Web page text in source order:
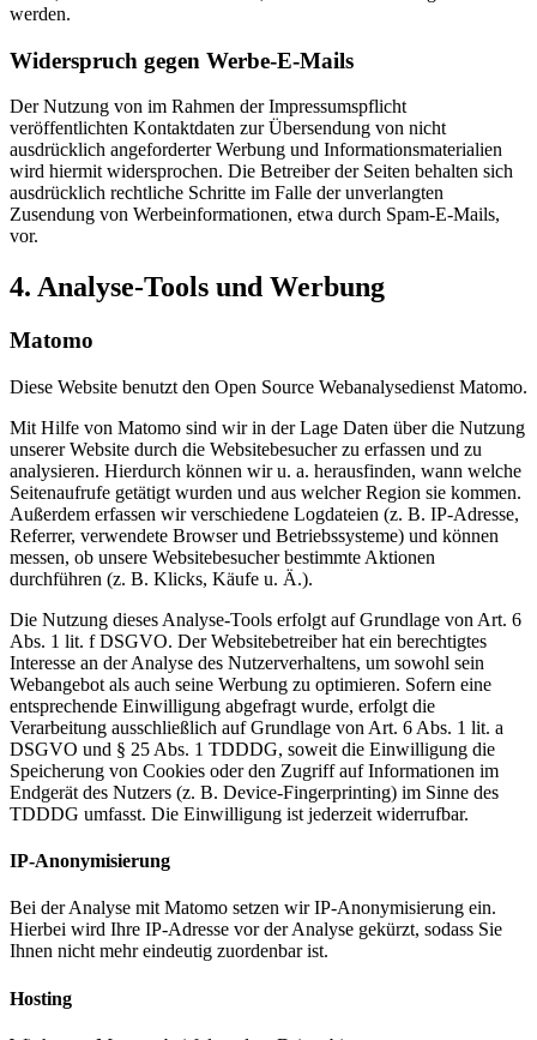
werden.
Widerspruch gegen Werbe-E-Mails
Der Nutzung von im Rahmen der Impressumspflicht
veröffentlichten Kontaktdaten zur Übersendung von nicht
ausdrücklich angeforderter Werbung und Informationsmaterialien
wird hiermit widersprochen. Die Betreiber der Seiten behalten sich
ausdrücklich rechtliche Schritte im Falle der unverlangten
Zusendung von Werbeinformationen, etwa durch Spam-E-Mails,
vor.
4. Analyse-Tools und Werbung
Matomo
Diese Website benutzt den Open Source Webanalysedienst Matomo.
Mit Hilfe von Matomo sind wir in der Lage Daten über die Nutzung
unserer Website durch die Websitebesucher zu erfassen und zu
analysieren. Hierdurch können wir u. a. herausfinden, wann welche
Seitenaufrufe getätigt wurden und aus welcher Region sie kommen.
Außerdem erfassen wir verschiedene Logdateien (z. B. IP-Adresse,
Referrer, verwendete Browser und Betriebssysteme) und können
messen, ob unsere Websitebesucher bestimmte Aktionen
durchführen (z. B. Klicks, Käufe u. Ä.).
Die Nutzung dieses Analyse-Tools erfolgt auf Grundlage von Art. 6
Abs. 1 lit. f DSGVO. Der Websitebetreiber hat ein berechtigtes
Interesse an der Analyse des Nutzerverhaltens, um sowohl sein
Webangebot als auch seine Werbung zu optimieren. Sofern eine
entsprechende Einwilligung abgefragt wurde, erfolgt die
Verarbeitung ausschließlich auf Grundlage von Art. 6 Abs. 1 lit. a
DSGVO und § 25 Abs. 1 TDDDG, soweit die Einwilligung die
Speicherung von Cookies oder den Zugriff auf Informationen im
Endgerät des Nutzers (z. B. Device-Fingerprinting) im Sinne des
TDDDG umfasst. Die Einwilligung ist jederzeit widerrufbar.
IP-Anonymisierung
Bei der Analyse mit Matomo setzen wir IP-Anonymisierung ein.
Hierbei wird Ihre IP-Adresse vor der Analyse gekürzt, sodass Sie
Ihnen nicht mehr eindeutig zuordenbar ist.
Hosting